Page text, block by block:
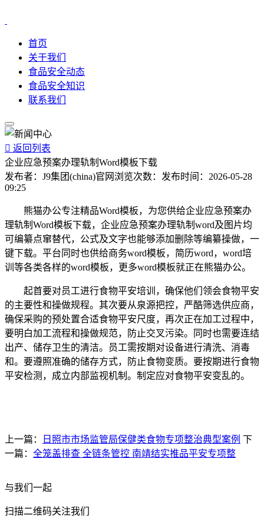
首页
关于我们
食品安全动态
食品安全知识
联系我们
 返回列表
企业应急预案办理轨制Word模板下载
发布者： J9集团(china)官网 浏览次数： 发布时间： 2026-05-28
09:25
熊猫办公专注精品Word模板，为您供给企业应急预案办
理轨制Word模板下载，企业应急预案办理轨制word及图片均
可编纂点窜替代，公式及文字也能够添加删除等编纂操做，一
键下载。平台同时也供给商务word模板，简历word，word培
训等各类各样的word模板，更多word模板就正在熊猫办公。
起首要对员工进行食物平安培训，确保他们领会食物平安
的主要性和操做规程。其次要从泉源把控，严酷筛选供应商，
确保采购的预处置合适食物平安尺度，再次正在加工过程中，
要明白加工流程和操做规范，防止交叉污染。同时也需要连结
出产、储存卫生的清洁。员工需按期对设备进行清洗、消毒
和。要遵照准确的储存方式，防止食物变质。要按期进行食物
平安检测，成立内部监视机制。制定应对食物平安变乱的。
上一篇： 日照市市场监管局保健类食物专项整治典型案例 下
一篇： 全笼盖排查 全链条管控 南靖结实推品平安专项整
与我们一起
扫描二维码关注我们